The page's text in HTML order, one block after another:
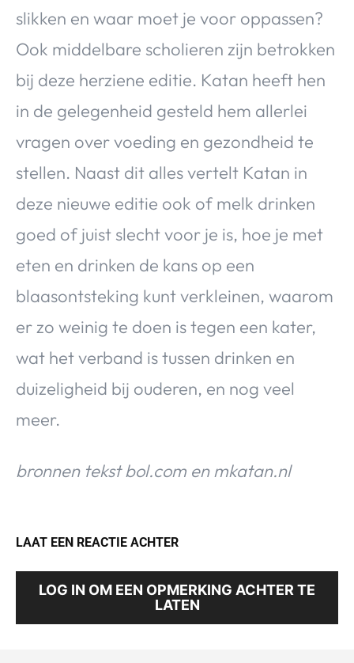
slikken en waar moet je voor oppassen?
Ook middelbare scholieren zijn betrokken
bij deze herziene editie. Katan heeft hen
in de gelegenheid gesteld hem allerlei
vragen over voeding en gezondheid te
stellen. Naast dit alles vertelt Katan in
deze nieuwe editie ook of melk drinken
goed of juist slecht voor je is, hoe je met
eten en drinken de kans op een
blaasontsteking kunt verkleinen, waarom
er zo weinig te doen is tegen een kater,
wat het verband is tussen drinken en
duizeligheid bij ouderen, en nog veel
meer.
bronnen tekst bol.com en mkatan.nl
LAAT EEN REACTIE ACHTER
LOG IN OM EEN OPMERKING ACHTER TE
LATEN